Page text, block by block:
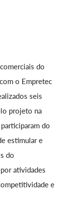
do
o Empretec
seis
projeto na
do
estimular e
do
atividades
e